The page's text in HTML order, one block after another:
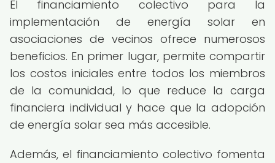
El financiamiento colectivo para la
implementación de energía solar en
asociaciones de vecinos ofrece numerosos
beneficios. En primer lugar, permite compartir
los costos iniciales entre todos los miembros
de la comunidad, lo que reduce la carga
financiera individual y hace que la adopción
de energía solar sea más accesible.
Además, el financiamiento colectivo fomenta